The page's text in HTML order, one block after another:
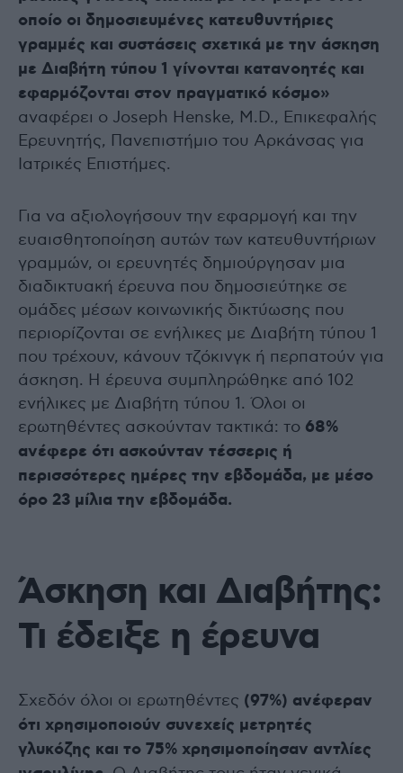
οποίο οι δημοσιευμένες κατευθυντήριες
γραμμές και συστάσεις σχετικά με την άσκηση
με Διαβήτη τύπου 1 γίνονται κατανοητές και
εφαρμόζονται στον πραγματικό κόσμο»
αναφέρει ο Joseph Henske, M.D., Επικεφαλής
Ερευνητής, Πανεπιστήμιο του Αρκάνσας για
Ιατρικές Επιστήμες.
Για να αξιολογήσουν την εφαρμογή και την
ευαισθητοποίηση αυτών των κατευθυντήριων
γραμμών, οι ερευνητές δημιούργησαν μια
διαδικτυακή έρευνα που δημοσιεύτηκε σε
ομάδες μέσων κοινωνικής δικτύωσης που
περιορίζονται σε ενήλικες με Διαβήτη τύπου 1
που τρέχουν, κάνουν τζόκινγκ ή περπατούν για
άσκηση. Η έρευνα συμπληρώθηκε από 102
ενήλικες με Διαβήτη τύπου 1. Όλοι οι
ερωτηθέντες ασκούνταν τακτικά: το 68%
ανέφερε ότι ασκούνταν τέσσερις ή
περισσότερες ημέρες την εβδομάδα, με μέσο
όρο 23 μίλια την εβδομάδα.
Άσκηση και Διαβήτης:
Τι έδειξε η έρευνα
Σχεδόν όλοι οι ερωτηθέντες (97%) ανέφεραν
ότι χρησιμοποιούν συνεχείς μετρητές
γλυκόζης και το 75% χρησιμοποίησαν αντλίες